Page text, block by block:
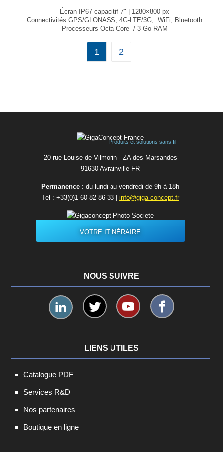
Écran IP67 capacitif 7" | 1280×800 px
Connectivités GPS/GLONASS, 4G-LTE/3G, WiFi, Bluetooth
Processeurs Octa-Core / 3 Go RAM
Ports USB / RS-232
Cartes SD et SIM
Dimensions : 207,4 x 137,4 x 30,1
1 2
Produits et solutions sans fil
20 rue Louise de Vilmorin - ZA des Marsandes
91630 Avrainvilleㅤ-ㅤFR
Permanence : du lundi au vendredi de 9h à 18h
Tel : +33(0)1 60 82 86 33| info@giga-concept.fr
VOTRE ITINÉRAIRE
NOUS SUIVRE
LIENS UTILES
Catalogue PDF
Services R&D
Nos partenaires
Boutique en ligne